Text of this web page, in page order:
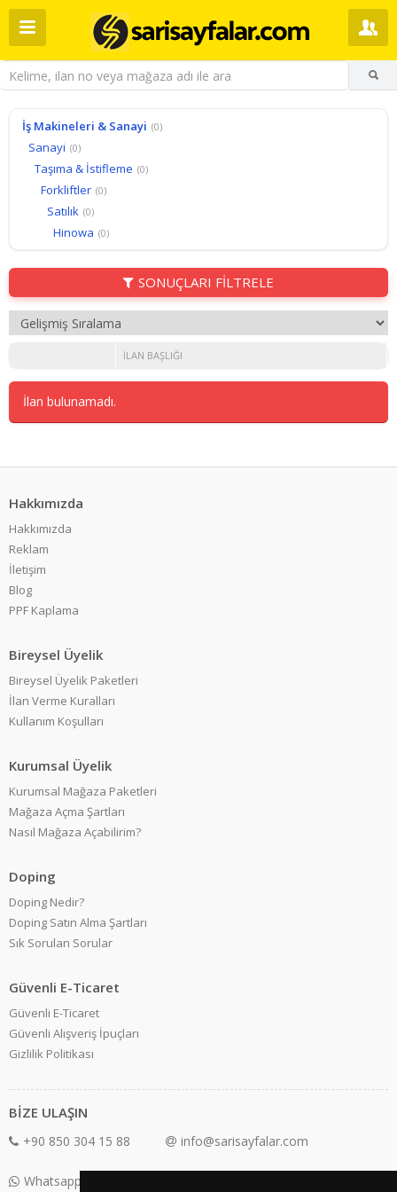
İş Makineleri & Sanayi (0)
Sanayi (0)
Taşıma & İstifleme (0)
Forkliftler (0)
Satılık (0)
Hinowa (0)
SONUÇLARI FİLTRELE
İLAN BAŞLIĞI
İlan bulunamadı.
Hakkımızda
Hakkımızda
Reklam
İletişim
Blog
PPF Kaplama
Bireysel Üyelik
Bireysel Üyelik Paketleri
İlan Verme Kuralları
Kullanım Koşulları
Kurumsal Üyelik
Kurumsal Mağaza Paketleri
Mağaza Açma Şartları
Nasıl Mağaza Açabilirim?
Doping
Doping Nedir?
Doping Satın Alma Şartları
Sık Sorulan Sorular
Güvenli E-Ticaret
Güvenli E-Ticaret
Güvenli Alışveriş İpuçları
Gizlilik Politikası
BİZE ULAŞIN
+90 850 304 15 88 info@sarisayfalar.com
Whatsapp Destek: +90 850 304 15 88